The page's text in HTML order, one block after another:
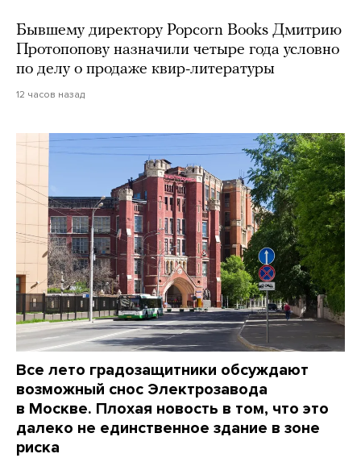
Бывшему директору Popcorn Books Дмитрию
Протопопову назначили четыре года условно
по делу о продаже квир-литературы
12 часов назад
Все лето градозащитники обсуждают
возможный снос Электрозавода
в Москве. Плохая новость в том, что это
далеко не единственное здание в зоне
риска